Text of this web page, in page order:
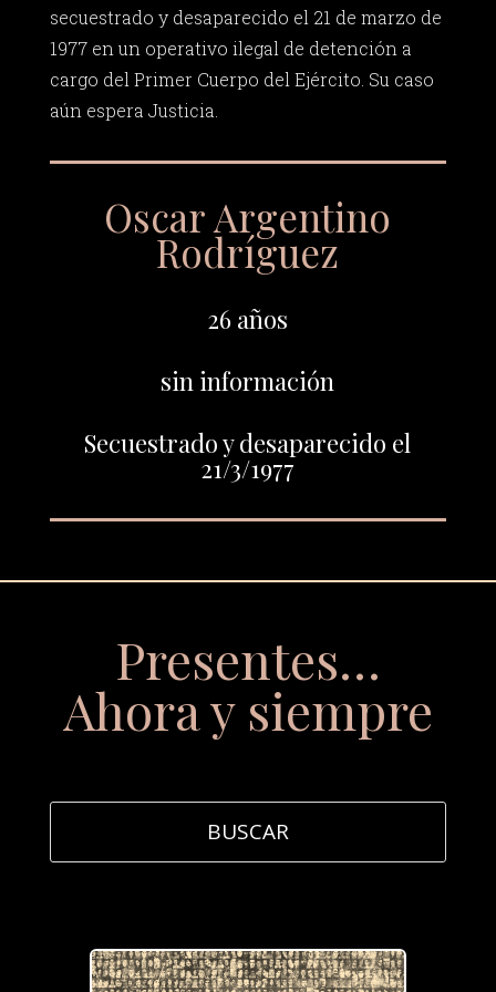
secuestrado y desaparecido el 21 de marzo de
1977 en un operativo ilegal de detención a
cargo del Primer Cuerpo del Ejército. Su caso
aún espera Justicia.
Oscar Argentino
Rodríguez
26 años
sin información
Secuestrado y desaparecido el
21/3/1977
Presentes…
Ahora y siempre